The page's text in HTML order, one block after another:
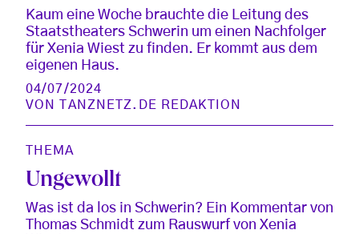
Kaum eine Woche brauchte die Leitung des
Staatstheaters Schwerin um einen Nachfolger
für Xenia Wiest zu finden. Er kommt aus dem
eigenen Haus.
04/07/2024
VON
TANZNETZ.DE REDAKTION
THEMA
Ungewollt
Was ist da los in Schwerin? Ein Kommentar von
Thomas Schmidt zum Rauswurf von Xenia